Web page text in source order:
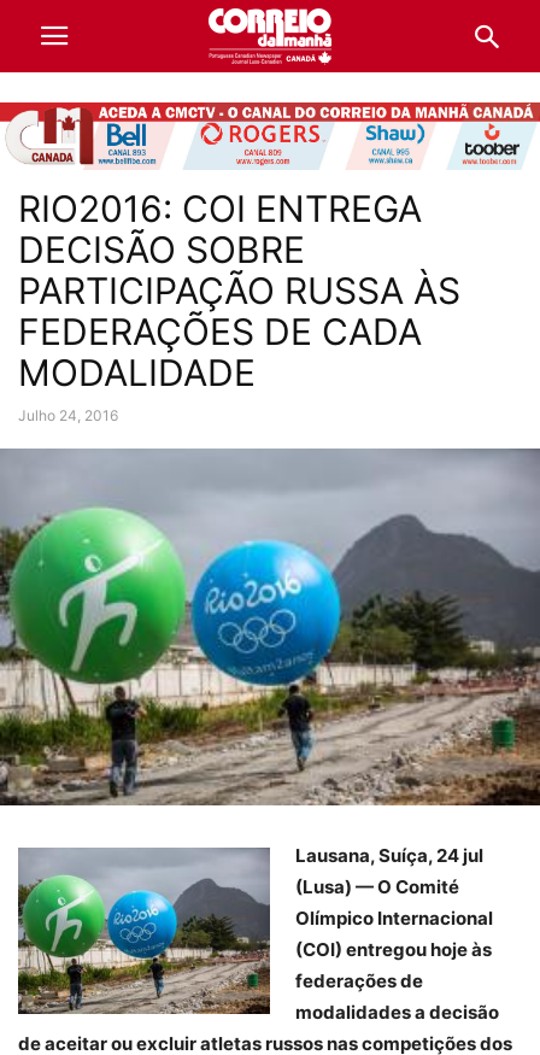
RIO2016: COI ENTREGA
DECISÃO SOBRE
PARTICIPAÇÃO RUSSA ÀS
FEDERAÇÕES DE CADA
MODALIDADE
Julho 24, 2016
Lausana, Suíça, 24 jul
(Lusa) — O Comité
Olímpico Internacional
(COI) entregou hoje às
federações de
modalidades a decisão
de aceitar ou excluir atletas russos nas competições dos